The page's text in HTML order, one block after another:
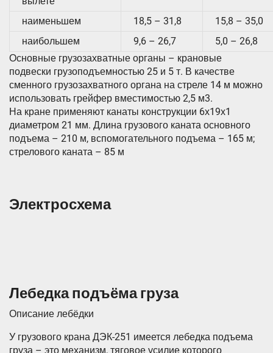
наименьшем
18,5 – 31,8
15,8 – 35,0
наибольшем
9,6 – 26,7
5,0 – 26,8
Основные грузозахватные органы – крановые
подвески грузоподъемностью 25 и 5 т. В качестве
сменного грузозахватного органа на стреле 14 м можно
использовать грейфер вместимостью 2,5 м3.
На кране применяют канаты конструкции 6х19х1
диаметром 21 мм. Длина грузового каната основного
подъема – 210 м, вспомогательного подъема – 165 м;
стрелового каната – 85 м
Электросхема
Лебедка подъёма груза
Описание лебёдки
У грузового крана ДЭК-251 имеется лебедка подъема
груза – это механизм, тяговое усилие которого